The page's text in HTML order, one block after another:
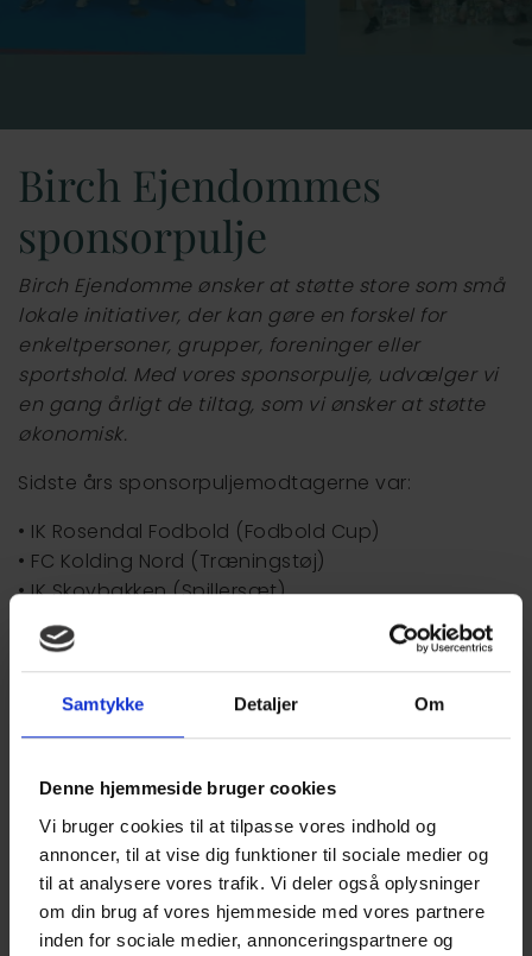
Samtykke Detaljer Om
Denne hjemmeside bruger cookies
Vi bruger cookies til at tilpasse vores indhold og
annoncer, til at vise dig funktioner til sociale medier og
til at analysere vores trafik. Vi deler også oplysninger
om din brug af vores hjemmeside med vores partnere
inden for sociale medier, annonceringspartnere og
Birch Ejendommes
sponsorpulje
Birch Ejendomme ønsker at støtte store som små
lokale initiativer, der kan gøre en forskel for
enkeltpersoner, grupper, foreninger eller
sportshold. Med vores sponsorpulje, udvælger vi
en gang årligt de tiltag, som vi ønsker at støtte
økonomisk.
Sidste års sponsorpuljemodtagerne var:
• IK Rosendal Fodbold (Fodbold Cup)
• FC Kolding Nord (Træningstøj)
• IK Skovbakken (Spillersæt)
• KFUM Badminton (Klubtøj)
• VRI Håndbold (Spillertøj)
• Seest Boldklub (Spillertøj)
og håber de bringer glæde.
Sponsorpuljen uddeles én gang årligt. Den næste
ansøgningsrunde løber til 1. september 2024,
hvorefter støttemodtagerne af sponsorpuljen
offentliggøres 1. oktober.